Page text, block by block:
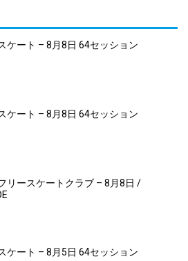
ケート – 8月8日 64セッション
ケート – 8月8日 64セッション
リースケートクラブ – 8月8日 /
ケート – 8月5日 64セッション